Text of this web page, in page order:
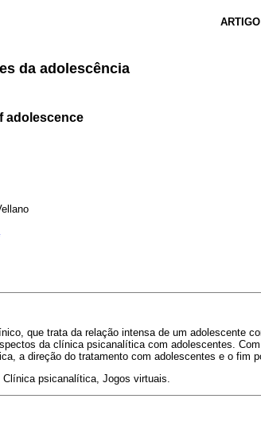
ARTIGO
da adolescência
adolescence
que trata da relação intensa de um adolescente
da clínica psicanalítica com adolescentes.
a direção do tratamento com adolescentes e o fim
psicanalítica, Jogos virtuais.